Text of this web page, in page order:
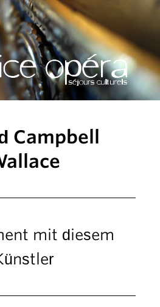
Campbell
mit diesem